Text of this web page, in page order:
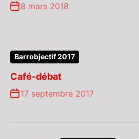
8 mars 2018
Barrobjectif 2017
Café-débat
17 septembre 2017